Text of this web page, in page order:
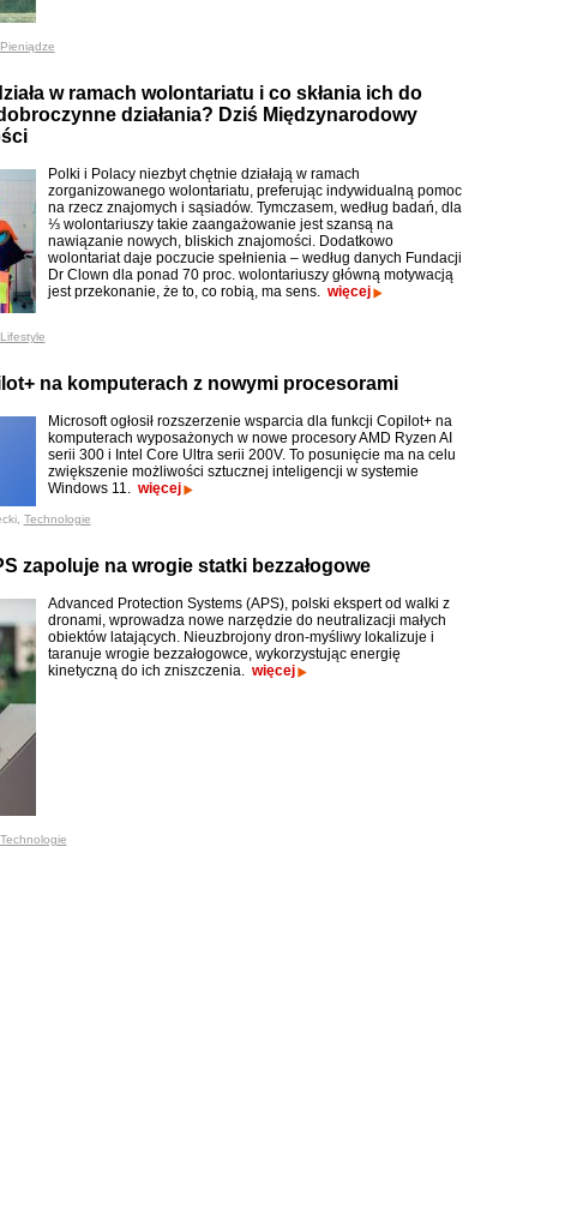
Pieniądze
w ramach wolontariatu i co skłania ich do
działania? Dziś Międzynarodowy
Polki i Polacy niezbyt chętnie działają w ramach
zorganizowanego wolontariatu, preferując indywidualną pomoc
na rzecz znajomych i sąsiadów. Tymczasem, według badań, dla
⅓ wolontariuszy takie zaangażowanie jest szansą na
nawiązanie nowych, bliskich znajomości. Dodatkowo
wolontariat daje poczucie spełnienia – według danych Fundacji
Dr Clown dla ponad 70 proc. wolontariuszy główną motywacją
jest przekonanie, że to, co robią, ma sens. więcej
Lifestyle
na komputerach z nowymi procesorami
Microsoft ogłosił rozszerzenie wsparcia dla funkcji Copilot+ na
komputerach wyposażonych w nowe procesory AMD Ryzen AI
serii 300 i Intel Core Ultra serii 200V. To posunięcie ma na celu
zwiększenie możliwości sztucznej inteligencji w systemie
Windows 11. więcej
Technologie
zapoluje na wrogie statki bezzałogowe
Advanced Protection Systems (APS), polski ekspert od walki z
dronami, wprowadza nowe narzędzie do neutralizacji małych
obiektów latających. Nieuzbrojony dron-myśliwy lokalizuje i
taranuje wrogie bezzałogowce, wykorzystując energię
kinetyczną do ich zniszczenia. więcej
Technologie